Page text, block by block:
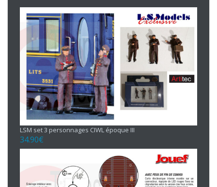
LSM set 3 personnages CIWL époque III
34.90€